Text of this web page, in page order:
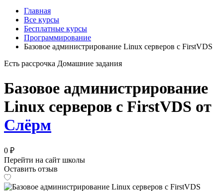
Главная
Все курсы
Бесплатные курсы
Программирование
Базовое администрирование Linux серверов с FirstVDS
Есть рассрочка Домашние задания
Базовое администрирование
Linux серверов с FirstVDS от
Слёрм
0 ₽
Перейти на сайт школы
Оставить отзыв